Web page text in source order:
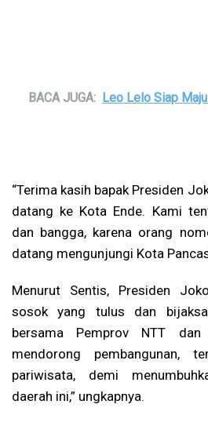
BACA JUGA: Leo Lelo Siap
“Terima kasih bapak Presiden
datang ke Kota Ende. Kami
dan bangga, karena orang
datang mengunjungi Kota
Menurut Sentis, Presiden
sosok yang tulus dan
bersama Pemprov NTT
mendorong pembangunan,
pariwisata, demi
daerah ini,” ungkapnya.